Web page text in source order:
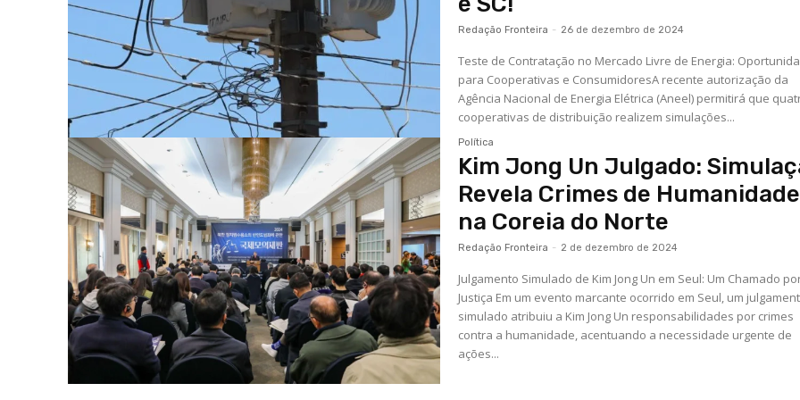
Redação Fronteira - 26 de dezembro de 2024
Teste de Contratação no Mercado Livre de Energia:
para Cooperativas e ConsumidoresA recente autorização da
Agência Nacional de Energia Elétrica (Aneel) permitirá que
cooperativas de distribuição realizem simulações...
Política
Kim Jong Un Julgado:
Revela Crimes de Humanidade
na Coreia do Norte
Redação Fronteira - 2 de dezembro de 2024
Julgamento Simulado de Kim Jong Un em Seul: Um Chamado
Justiça Em um evento marcante ocorrido em Seul, um
simulado atribuiu a Kim Jong Un responsabilidades por crimes
contra a humanidade, acentuando a necessidade urgente de
ações...